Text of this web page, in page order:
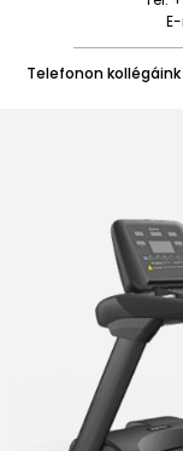
Telefonon